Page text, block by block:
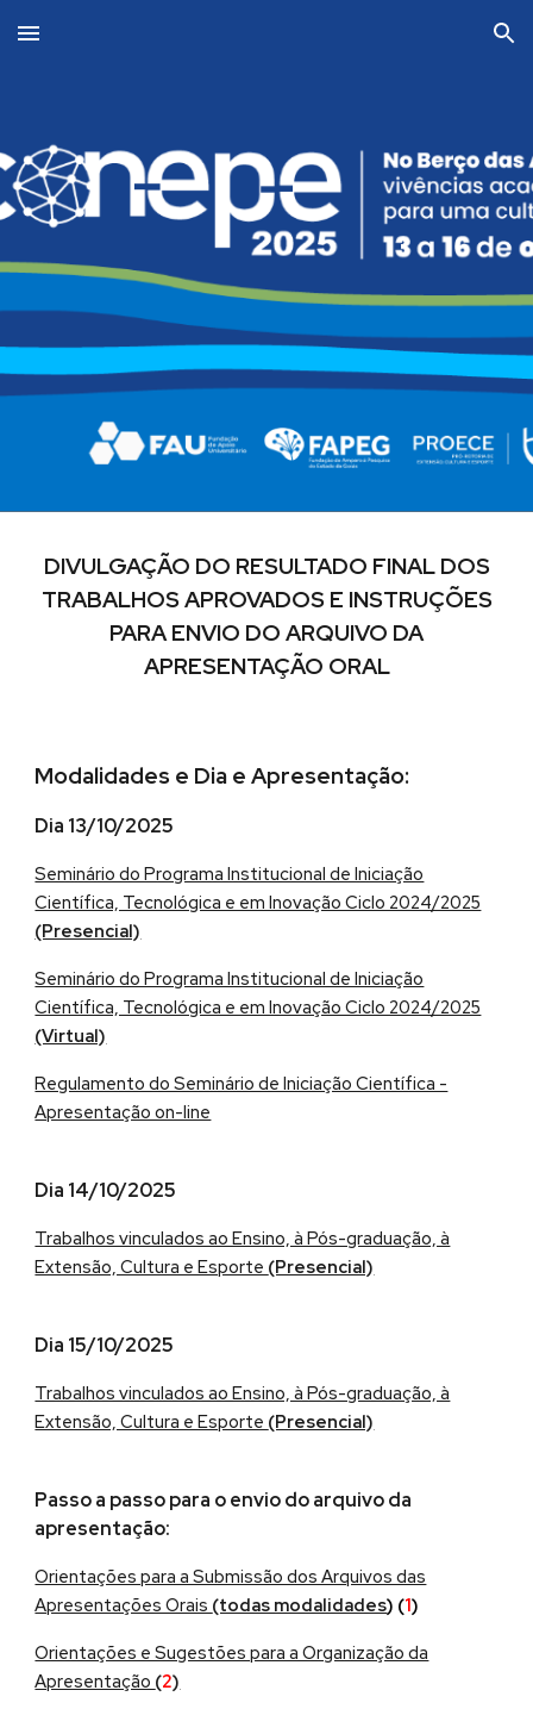
Skip to main content Skip to navigation
DIVULGAÇÃO DO RESULTADO FINAL DOS
TRABALHOS APROVADOS E INSTRUÇÕES
PARA ENVIO DO ARQUIVO DA
APRESENTAÇÃO ORAL
Modalidades e Dia e Apresentação:
Dia 13/10/2025
Seminário do Programa Institucional de Iniciação
Científica, Tecnológica e em Inovação Ciclo 2024/2025
(Presencial)
Seminário do Programa Institucional de Iniciação
Científica, Tecnológica e em Inovação Ciclo 2024/2025
(Virtual)
Regulamento do Seminário de Iniciação Científica -
Apresentação on-line
Dia 14/10/2025
Trabalhos vinculados ao Ensino, à Pós-graduação, à
Extensão, Cultura e Esporte (Presencial)
Dia 15/10/2025
Trabalhos vinculados ao Ensino, à Pós-graduação, à
Extensão, Cultura e Esporte (Presencial)
Passo a passo para o envio do arquivo da
apresentação:
Orientações para a Submissão dos Arquivos das
Apresentações Orais (todas modalidades) (1)
Orientações e Sugestões para a Organização da
Apresentação (2)